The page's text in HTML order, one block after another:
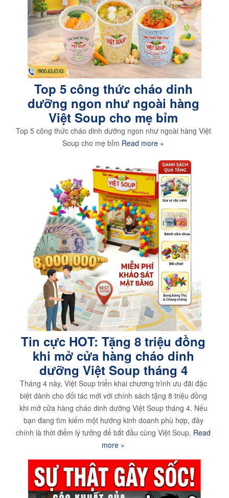
Top 5 công thức cháo dinh
dưỡng ngon như ngoài hàng
Việt Soup cho mẹ bỉm
Top 5 công thức cháo dinh dưỡng ngon như ngoài hàng Việt
Soup cho mẹ bỉm Read more »
Tin cực HOT: Tặng 8 triệu đồng
khi mở cửa hàng cháo dinh
dưỡng Việt Soup tháng 4
Tháng 4 này, Việt Soup triển khai chương trình ưu đãi đặc
biệt dành cho đối tác mới với chính sách tặng 8 triệu đồng
khi mở cửa hàng cháo dinh dưỡng Việt Soup tháng 4. Nếu
bạn đang tìm kiếm một hướng kinh doanh phù hợp, đây
chính là thời điểm lý tưởng để bắt đầu cùng Việt Soup. Read
more »